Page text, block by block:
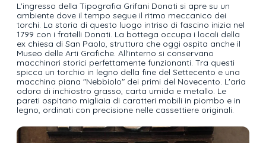
L'ingresso della Tipografia Grifani Donati si apre su un
ambiente dove il tempo segue il ritmo meccanico dei
torchi. La storia di questo luogo intriso di fascino inizia nel
1799 con i fratelli Donati. La bottega occupa i locali della
ex chiesa di San Paolo, struttura che oggi ospita anche il
Museo delle Arti Grafiche. All'interno si conservano
macchinari storici perfettamente funzionanti. Tra questi
spicca un torchio in legno della fine del Settecento e una
macchina piana "Nebbiolo" dei primi del Novecento. L'aria
odora di inchiostro grasso, carta umida e metallo. Le
pareti ospitano migliaia di caratteri mobili in piombo e in
legno, ordinati con precisione nelle cassettiere originali.